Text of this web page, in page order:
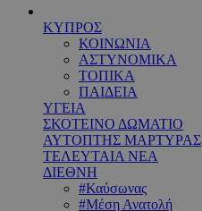
ΚΥΠΡΟΣ
ΚΟΙΝΩΝΙΑ
ΑΣΤΥΝΟΜΙΚΑ
ΤΟΠΙΚΑ
ΠΑΙΔΕΙΑ
ΥΓΕΙΑ
ΣΚΟΤΕΙΝΟ ΔΩΜΑΤΙΟ
ΑΥΤΟΠΤΗΣ ΜΑΡΤΥΡΑΣ
ΤΕΛΕΥΤΑΙΑ ΝΕΑ
ΔΙΕΘΝΗ
#Καύσωνας
#Μέση Ανατολή